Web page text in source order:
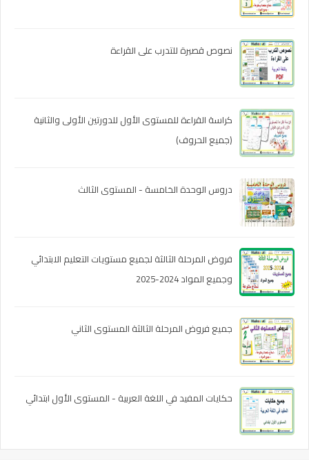
نصوص قصيرة للتدرب على القراءة
كراسة القراءة للمستوى الأول للدورتين الأولى والثانية
(جميع الحروف)
دروس الوحدة الخامسة - المستوى الثالث
فروض المرحلة الثالثة لجميع مستويات التعليم الابتدائي
وجميع المواد 2024-2025
جميع فروض المرحلة الثالثة المستوى الثاني
حكايات المفيد في اللغة العربية - المستوى الأول ابتدائي